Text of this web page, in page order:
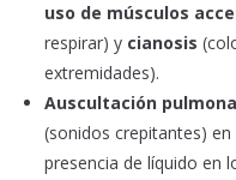
uso de músculos
respirar) y cianosis
extremidades).
Auscultación
(sonidos crepitantes)
presencia de líquido en